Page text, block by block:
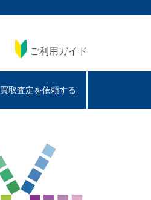
ご利用ガイド
買取査定を依頼する